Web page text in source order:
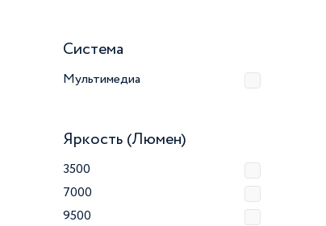
Система
Мультимедиа
Яркость (Люмен)
3500
7000
9500